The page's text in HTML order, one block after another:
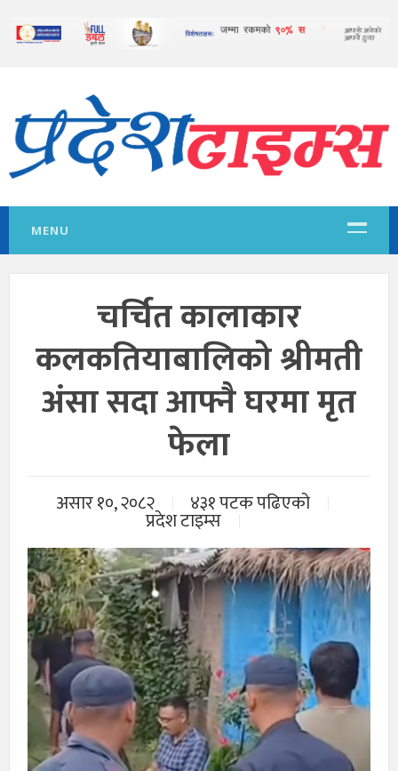
MENU
चर्चित कालाकार
कलकतियाबालिको श्रीमती
अंसा सदा आफ्नै घरमा मृत
फेला
असार १०, २०८२ ४३१ पटक पढिएको
प्रदेश टाइम्स